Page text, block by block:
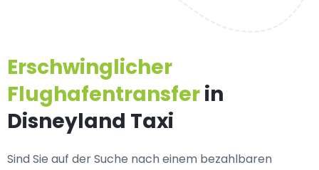
Erschwinglicher
Flughafentransferin
Disneyland Taxi
Sind Sie auf der Suche nach einem bezahlbaren